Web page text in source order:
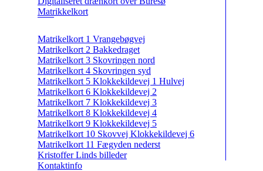
Matrikkelkort
Matrikelkort 1 Vrangebøgvej
Matrikelkort 2 Bakkedraget
Matrikelkort 3 Skovringen nord
Matrikelkort 4 Skovringen syd
Matrikelkort 5 Klokkekildevej 1 Hulvej
Matrikelkort 6 Klokkekildevej 2
Matrikelkort 7 Klokkekildevej 3
Matrikelkort 8 Klokkekildevej 4
Matrikelkort 9 Klokkekildevej 5
Matrikelkort 10 Skovvej Klokkekildevej 6
Matrikelkort 11 Fægyden nederst
Kristoffer Linds billeder
Kontaktinfo